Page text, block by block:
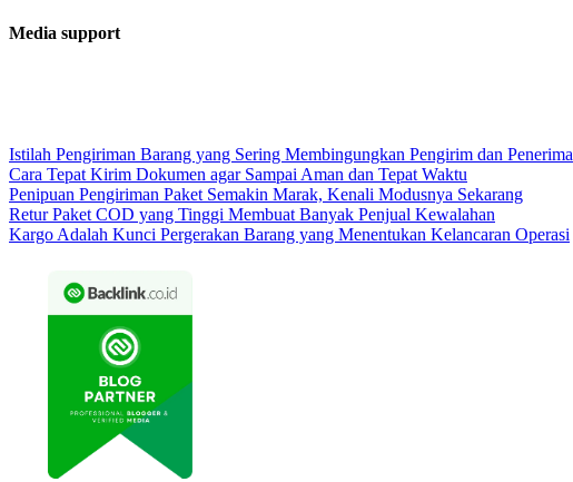
Media support
Istilah Pengiriman Barang yang Sering Membingungkan Pengirim dan Penerima
Cara Tepat Kirim Dokumen agar Sampai Aman dan Tepat Waktu
Penipuan Pengiriman Paket Semakin Marak, Kenali Modusnya Sekarang
Retur Paket COD yang Tinggi Membuat Banyak Penjual Kewalahan
Kargo Adalah Kunci Pergerakan Barang yang Menentukan Kelancaran Operasi